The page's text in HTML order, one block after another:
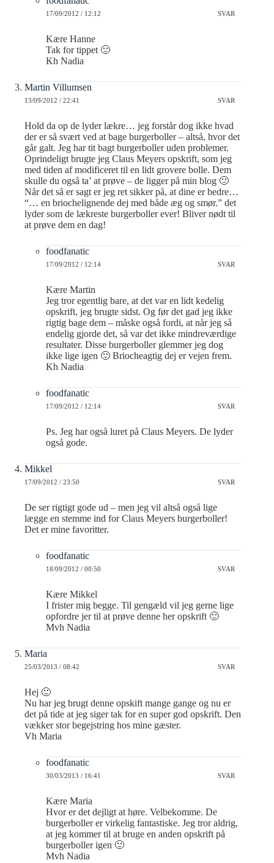
17/09/2012 / 12:12 SVAR
Kære Hanne
Tak for tippet 🙂
Kh Nadia
Martin Villumsen
13/09/2012 / 22:41 SVAR
Hold da op de lyder lækre… jeg forstår dog ikke hvad
der er så svært ved at bage burgerboller – altså, hvor det
går galt. Jeg har tit bagt burgerboller uden problemer.
Oprindeligt brugte jeg Claus Meyers opskrift, som jeg
med tiden af modificeret til en lidt grovere bolle. Dem
skulle du også ta’ at prøve – de ligger på min blog 🙂
Når det så er sagt er jeg ret sikker på, at dine er bedre…
“… en briochelignende dej med både æg og smør.” det
lyder som de lækreste burgerboller ever! Bliver nødt til
at prøve dem en dag!
foodfanatic
17/09/2012 / 12:14 SVAR
Kære Martin
Jeg tror egentlig bare, at det var en lidt kedelig
opskrift, jeg brugte sidst. Og før det gad jeg ikke
rigtig bage dem – måske også fordi, at når jeg så
endelig gjorde det, så var det ikke mindreværdige
resultater. Disse burgerboller glemmer jeg dog
ikke lige igen 🙂 Briocheagtig dej er vejen frem.
Kh Nadia
foodfanatic
17/09/2012 / 12:14 SVAR
Ps. Jeg har også luret på Claus Meyers. De lyder
også gode.
Mikkel
17/09/2012 / 23:50 SVAR
De ser rigtigt gode ud – men jeg vil altså også lige
lægge en stemme ind for Claus Meyers burgerboller!
Det er mine favoritter.
foodfanatic
18/09/2012 / 00:50 SVAR
Kære Mikkel
I frister mig begge. Til gengæld vil jeg gerne lige
opfordre jer til at prøve denne her opskrift 🙂
Mvh Nadia
Maria
25/03/2013 / 08:42 SVAR
Hej 🙂
Nu har jeg brugt denne opskift mange gange og nu er
det på tide at jeg siger tak for en super god opskrift. Den
vækker stor begejstring hos mine gæster.
Vh Maria
foodfanatic
30/03/2013 / 16:41 SVAR
Kære Maria
Hvor er det dejligt at høre. Velbekomme. De
burgerboller er virkelig fantastiske. Jeg tror aldrig,
at jeg kommer til at bruge en anden opskrift på
burgerboller igen 🙂
Mvh Nadia